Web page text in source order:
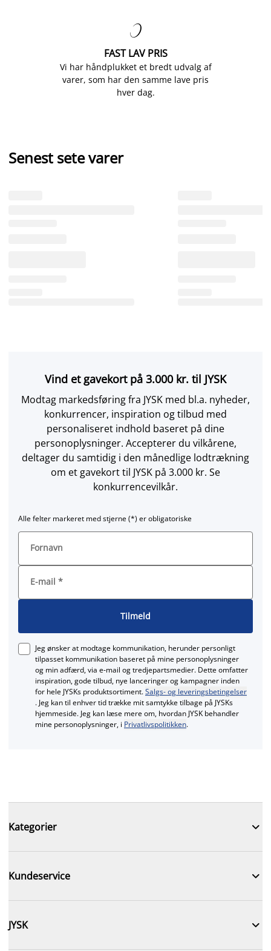

FAST LAV PRIS
Vi har håndplukket et bredt udvalg af
varer, som har den samme lave pris
hver dag.
Senest sete varer
Vind et gavekort på 3.000 kr. til JYSK
Modtag markedsføring fra JYSK med bl.a. nyheder,
konkurrencer, inspiration og tilbud med
personaliseret indhold baseret på dine
personoplysninger. Accepterer du vilkårene,
deltager du samtidig i den månedlige lodtrækning
om et gavekort til JYSK på 3.000 kr. Se
konkurrencevilkår.
Alle felter markeret med stjerne (*) er obligatoriske
Fornavn
E-mail *
Tilmeld
Jeg ønsker at modtage kommunikation, herunder personligt
tilpasset kommunikation baseret på mine personoplysninger
og min adfærd, via e‑mail og tredjepartsmedier. Dette omfatter
inspiration, gode tilbud, nye lanceringer og kampagner inden
for hele JYSKs produktsortiment.Salgs- og leveringsbetingelser
. Jeg kan til enhver tid trække mit samtykke tilbage på JYSKs
hjemmeside. Jeg kan læse mere om, hvordan JYSK behandler
mine personoplysninger, i Privatlivspolitikken.
Kategorier 
Kundeservice 
JYSK 